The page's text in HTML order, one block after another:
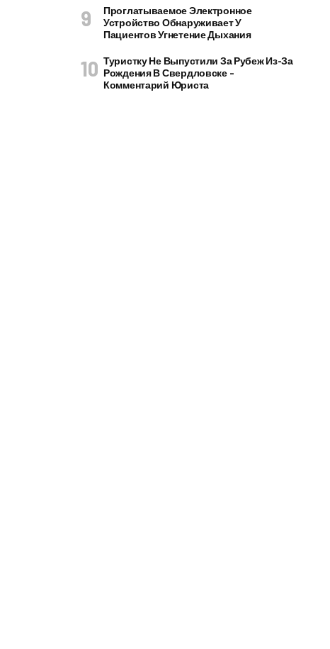
Проглатываемое Электронное
Устройство Обнаруживает У
Пациентов Угнетение Дыхания
Туристку Не Выпустили За Рубеж Из-За
Рождения В Свердловске –
Комментарий Юриста